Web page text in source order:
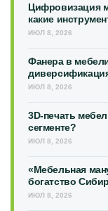
Цифровизация
какие
ИЮЛ 8, 2026
Фанера в
ИЮЛ 8, 2026
3D-печать
сегменте?
ИЮЛ 8, 2026
«Мебельная
богатство
ИЮЛ 8, 2026